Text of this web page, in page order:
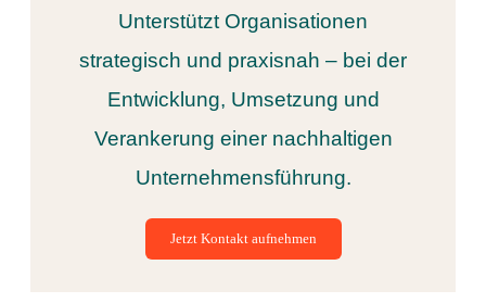
Unterstützt Organisationen
strategisch und praxisnah – bei der
Entwicklung, Umsetzung und
Verankerung einer nachhaltigen
Unternehmensführung.
Jetzt Kontakt aufnehmen